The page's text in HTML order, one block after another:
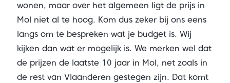
wonen, maar over het algemeen ligt de prijs in
Mol niet al te hoog. Kom dus zeker bij ons eens
langs om te bespreken wat je budget is. Wij
kijken dan wat er mogelijk is. We merken wel dat
de prijzen de laatste 10 jaar in Mol, net zoals in
de rest van Vlaanderen gestegen zijn. Dat komt